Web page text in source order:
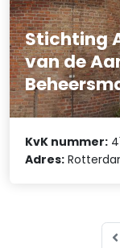
Stichting
van de
KvK nummer:
Adres: